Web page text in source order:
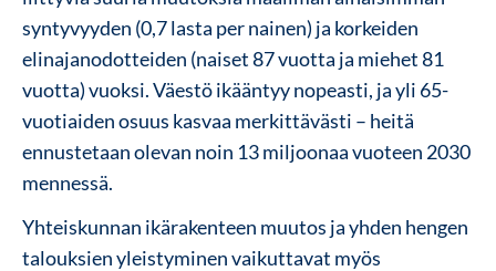
syntyvyyden (0,7 lasta per nainen) ja korkeiden
elinajanodotteiden (naiset 87 vuotta ja miehet 81
vuotta) vuoksi. Väestö ikääntyy nopeasti, ja yli 65-
vuotiaiden osuus kasvaa merkittävästi – heitä
ennustetaan olevan noin 13 miljoonaa vuoteen 2030
mennessä.
Yhteiskunnan ikärakenteen muutos ja yhden hengen
talouksien yleistyminen vaikuttavat myös